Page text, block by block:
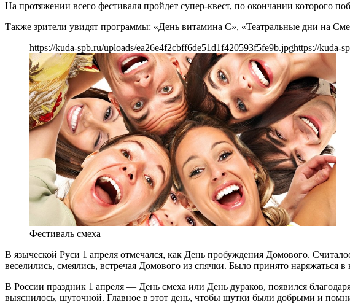
На протяжении всего фестиваля пройдет супер-квест, по окончании которого
Также зрители увидят программы: «День витамина С», «Театральные дни на
https://kuda-spb.ru/uploads/ea26e4f2cbff6de51d1f420593f5fe9b.jpghttps://kuda-
Фестиваль смеха
В языческой Руси 1 апреля отмечался, как День пробуждения Домового.
веселились, смеялись, встречая Домового из спячки. Было принято наряжаться
В России праздник 1 апреля — День смеха или День дураков, появился
выяснилось, шуточной. Главное в этот день, чтобы шутки были добрыми и